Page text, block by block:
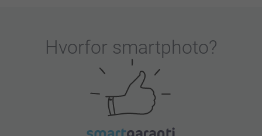
Hvorfor smartphoto?